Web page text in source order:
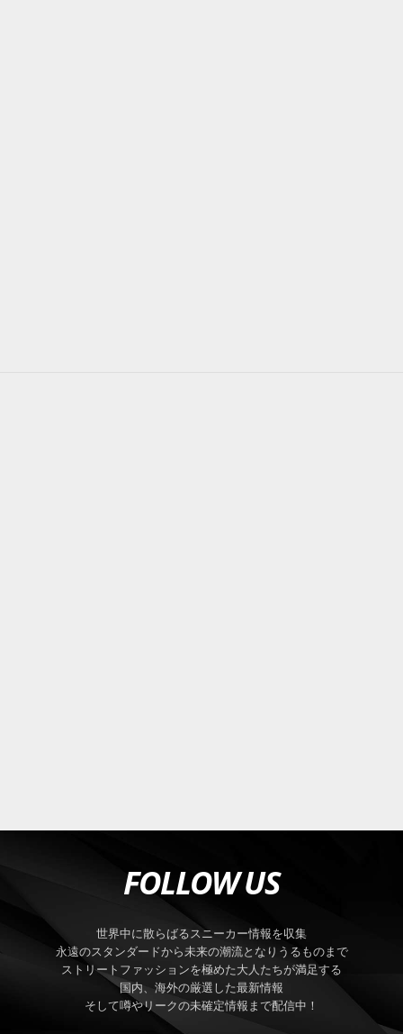
FOLLOW US
世界中に散らばるスニーカー情報を収集
永遠のスタンダードから未来の潮流となりうるものまで
ストリートファッションを極めた大人たちが満足する
国内、海外の厳選した最新情報
そして噂やリークの未確定情報まで配信中！